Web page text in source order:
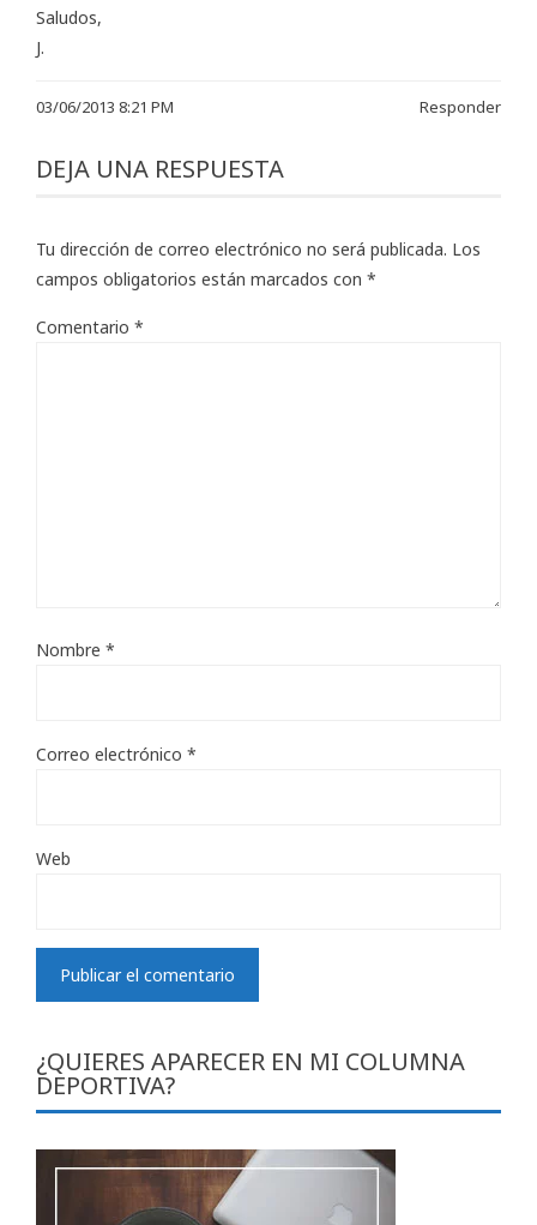
Saludos,
J.
03/06/2013 8:21 PM Responder
DEJA UNA RESPUESTA
Tu dirección de correo electrónico no será publicada. Los
campos obligatorios están marcados con *
Comentario *
Nombre *
Correo electrónico *
Web
¿QUIERES APARECER EN MI COLUMNA
DEPORTIVA?